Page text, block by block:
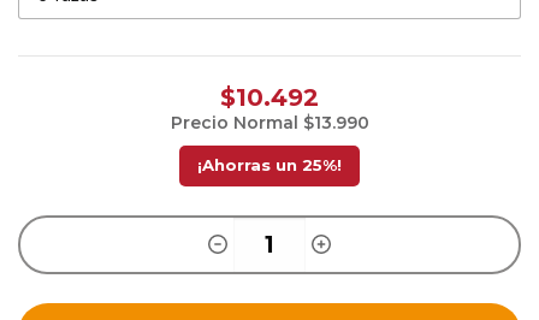
$10.492
Precio Normal $13.990
¡Ahorras un 25%!